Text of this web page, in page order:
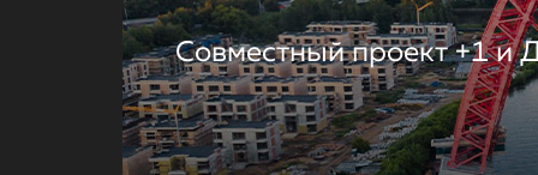
Совместный проект +1 и